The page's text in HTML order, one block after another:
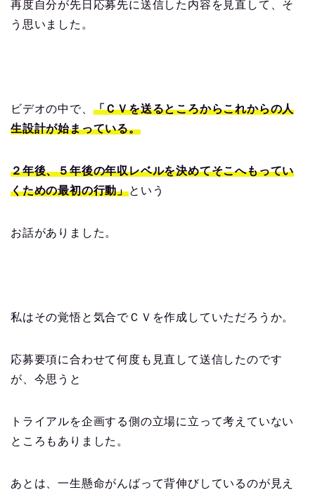
再度自分が先日応募先に送信した内容を見直して、そ
う思いました。
ビデオの中で、 「ＣＶを送るところからこれからの人
生設計が始まっている。
２年後、５年後の年収レベルを決めてそこへもってい
くための最初の行動」という
お話がありました。
私はその覚悟と気合でＣＶを作成していただろうか。
応募要項に合わせて何度も見直して送信したのです
が、今思うと
トライアルを企画する側の立場に立って考えていない
ところもありました。
あとは、一生懸命がんばって背伸びしているのが見え